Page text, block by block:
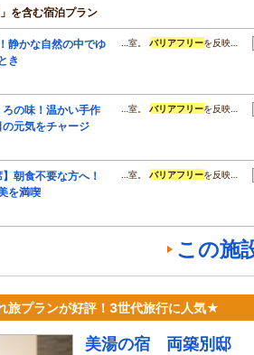
を含む宿泊プラン
静かな自然の中でゆ
き
…室。バリアフリーを反映…
ろの味！温かい手作
元気をチャージ
…室。バリアフリーを反映…
朝食不要な方へ！
を満喫
…室。バリアフリーを反映…
この施
旅プランが好評！3世代旅行に人気★
美湯の宿 両築別邸